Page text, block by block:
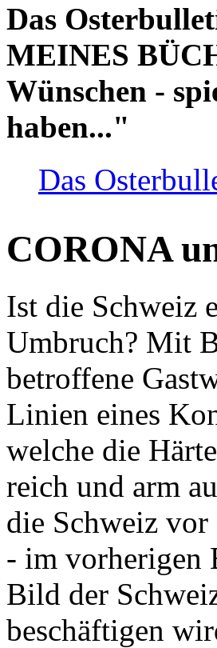
Das
MEINES
Wünschen -
haben..."
Das
CORONA
Ist die Schweiz
Umbruch? Mit
betroffene
Linien eines
welche die
reich und arm
die Schweiz
- im vorherigen
Bild der
beschäftigen